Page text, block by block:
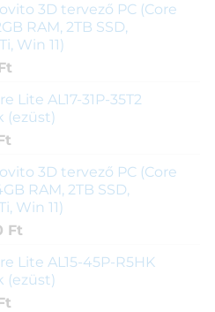
3D tervező PC (Core
RAM, 2TB SSD,
Win 11)
Lite AL17-31P-35T2
(ezüst)
3D tervező PC (Core
RAM, 2TB SSD,
Win 11)
Ft
Lite AL15-45P-R5HK
(ezüst)